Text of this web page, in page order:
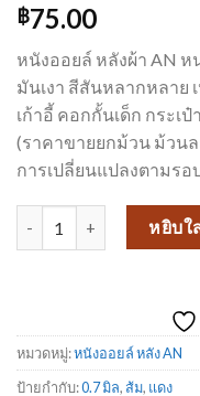
฿75.00
หนังออยล์ หลังผ้า AN ห
มันเงา สีสันหลากหลาย
เก้าอี้ คอกกั้นเด็ก กระเ
(ราคาขายยกม้วน ม้วน
การเปลี่ยนแปลงตามรอ
จำนวน หนังออยล์ A-839 ชิ้
หยิบใ
หมวดหมู่:หนังออยล์ หลัง AN
ป้ายกำกับ:0.7 มิล,ส้ม, แดง